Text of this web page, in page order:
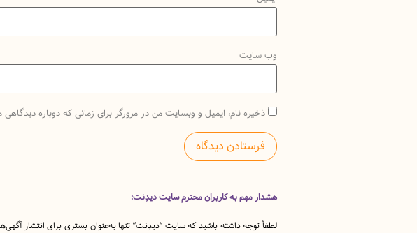
وب‌ سایت
ذخیره نام، ایمیل و وبسایت من در مرورگر برای زمانی که دوباره
هشدار مهم به کاربران محترم سایت دیدِنت:
لطفاً توجه داشته باشید که سایت “دیدِنت” تنها به‌عنوان بستری برای انتشار